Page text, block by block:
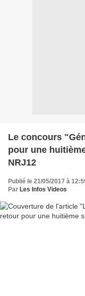
Le concours
pour une
NRJ12
Publié le 21/05/2017 à
Par Les Infos Videos